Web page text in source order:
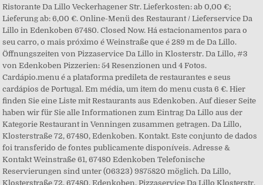
Ristorante Da Lillo Veckerhagener Str. Lieferkosten: ab 0,00 €;
Lieferung ab: 6,00 €. Online-Menü des Restaurant / Lieferservice Da
Lillo in Edenkoben 67480. Closed Now. Há estacionamentos para o
seu carro, o mais próximo é Weinstraße que é 289 m de Da Lillo.
Öffnungszeiten von Pizzaservice Da Lillo in Klosterstr. Da Lillo, #3
von Edenkoben Pizzerien: 54 Resenzionen und 4 Fotos.
Cardápio.menu é a plataforma predileta de restaurantes e seus
cardápios de Portugal. Em média, um item do menu custa 6 €. Hier
finden Sie eine Liste mit Restaurants aus Edenkoben. Auf dieser Seite
haben wir für Sie alle Informationen zum Eintrag Da Lillo aus der
Kategorie Restaurant in Venningen zusammen getragen. Da Lillo,
Klosterstraße 72, 67480, Edenkoben. Kontakt. Este conjunto de dados
foi transferido de fontes publicamente disponíveis. Adresse &
Kontakt Weinstraße 61, 67480 Edenkoben Telefonische
Reservierungen sind unter (06323) 9875820 möglich. Da Lillo,
Klosterstraße 72, 67480, Edenkoben. Pizzaservice Da Lillo Klosterstr.